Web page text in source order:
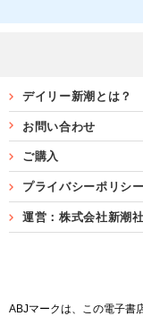
デイリー新潮とは？
お問い合わせ
ご購入
プライバシーポリシー
運営：株式会社新潮社
ABJマークは、この電子書